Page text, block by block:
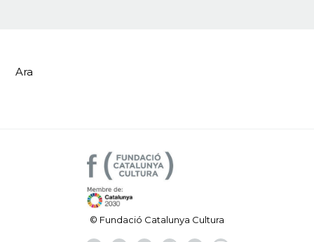
Ara
© Fundació Catalunya Cultura